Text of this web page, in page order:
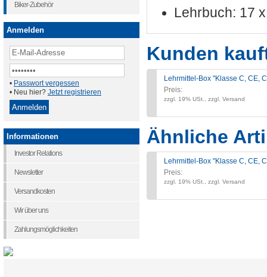
Lehrbuch: 17
Kunden
Lehrmittel-Box "Klasse C, CE,
Preis:
zzgl. 19% USt., zzgl. Versand
Ähnliche
Lehrmittel-Box "Klasse C, CE,
Preis:
zzgl. 19% USt., zzgl. Versand
Biker-Zubehör
Anmelden
• Passwort vergessen
• Neu hier? Jetzt registrieren
Informationen
Investor Relations
Newsletter
Versandkosten
Wir über uns
Zahlungsmöglichkeiten